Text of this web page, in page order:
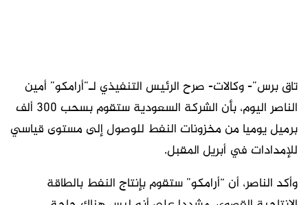
تاق برس”- وكالات- صرح الرئيس التنفيذي لـ”أرامكو” أمين
الناصر اليوم، بأن الشركة السعودية ستقوم بسحب 300 ألف
برميل يوميا من مخزونات النفط للوصول إلى مستوى قياسي
للإمدادات في أبريل المقبل.
وأكد الناصر، أن “أرامكو” ستقوم بإنتاج النفط بالطاقة